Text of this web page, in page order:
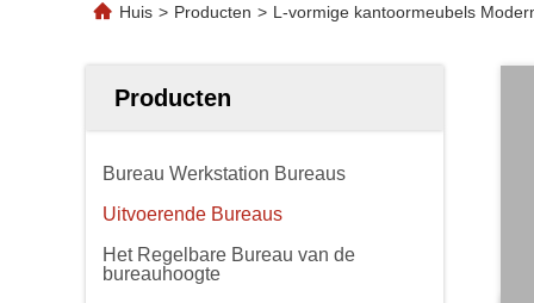
Huis > Producten > L-vormige kantoormeubels
Producten
Bureau Werkstation Bureaus
Uitvoerende Bureaus
Het Regelbare Bureau van de
bureauhoogte